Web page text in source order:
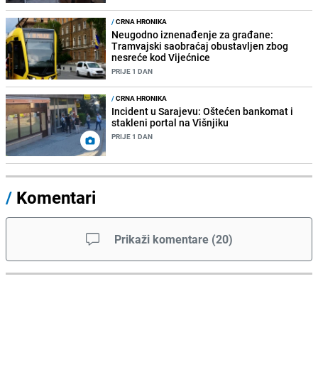
/CRNA HRONIKA
Neugodno iznenađenje za građane:
Tramvajski saobraćaj obustavljen zbog
nesreće kod Vijećnice
PRIJE 1 DAN
/CRNA HRONIKA
Incident u Sarajevu: Oštećen bankomat i
stakleni portal na Višnjiku
PRIJE 1 DAN
/ Komentari
Prikaži komentare (20)